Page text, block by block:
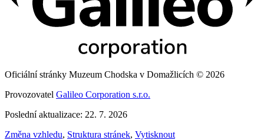
Oficiální stránky Muzeum Chodska v Domažlicích © 2026
Provozovatel Galileo Corporation s.r.o.
Poslední aktualizace: 22. 7. 2026
Změna vzhledu, Struktura stránek, Vytisknout